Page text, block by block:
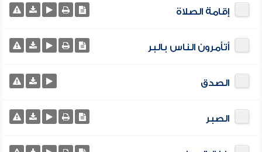
إقامة الصلاة
أتأمرون الناس بالبر
الصدق
الصبر